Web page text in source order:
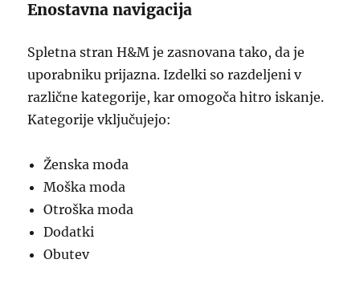
Enostavna navigacija
Spletna stran H&M je zasnovana tako, da je
uporabniku prijazna. Izdelki so razdeljeni v
različne kategorije, kar omogoča hitro iskanje.
Kategorije vključujejo:
Ženska moda
Moška moda
Otroška moda
Dodatki
Obutev